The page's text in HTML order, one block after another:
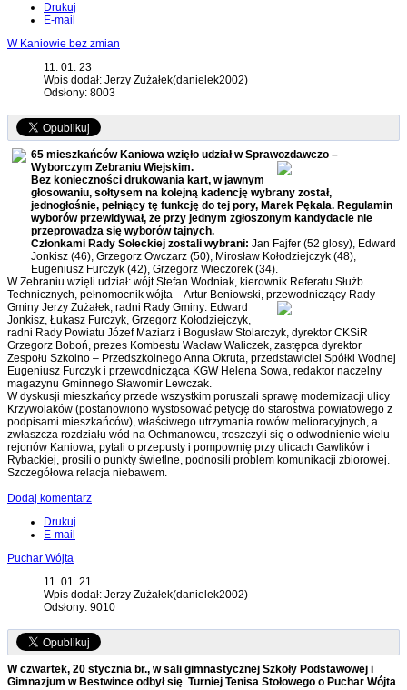
Drukuj
E-mail
W Kaniowie bez zmian
11. 01. 23
Wpis dodał: Jerzy Zużałek(danielek2002)
Odsłony: 8003
65 mieszkańców Kaniowa wzięło udział w Sprawozdawczo –
Wyborczym Zebraniu Wiejskim.
Bez konieczności drukowania kart, w jawnym
głosowaniu, sołtysem na kolejną kadencję wybrany został,
jednogłośnie, pełniący tę funkcję do tej pory, Marek Pękala. Regulamin
wyborów przewidywał, że przy jednym zgłoszonym kandydacie nie
przeprowadza się wyborów tajnych.
Członkami Rady Sołeckiej zostali wybrani: Jan Fajfer (52 glosy), Edward
Jonkisz (46), Grzegorz Owczarz (50), Mirosław Kołodziejczyk (48),
Eugeniusz Furczyk (42), Grzegorz Wieczorek (34).
W Zebraniu wzięli udział: wójt Stefan Wodniak, kierownik Referatu Służb
Technicznych, pełnomocnik wójta – Artur Beniowski, przewodniczący Rady
Gminy Jerzy Zużałek, radni Rady Gminy: Edward
Jonkisz, Łukasz Furczyk, Grzegorz Kołodziejczyk,
radni Rady Powiatu Józef Maziarz i Bogusław Stolarczyk, dyrektor CKSiR
Grzegorz Boboń, prezes Kombestu Wacław Waliczek, zastępca dyrektor
Zespołu Szkolno – Przedszkolnego Anna Okruta, przedstawiciel Spółki Wodnej
Eugeniusz Furczyk i przewodnicząca KGW Helena Sowa, redaktor naczelny
magazynu Gminnego Sławomir Lewczak.
W dyskusji mieszkańcy przede wszystkim poruszali sprawę modernizacji ulicy
Krzywolaków (postanowiono wystosować petycję do starostwa powiatowego z
podpisami mieszkańców), właściwego utrzymania rowów melioracyjnych, a
zwłaszcza rozdziału wód na Ochmanowcu, troszczyli się o odwodnienie wielu
rejonów Kaniowa, pytali o przepusty i pompownię przy ulicach Gawlików i
Rybackiej, prosili o punkty świetlne, podnosili problem komunikacji zbiorowej.
Szczegółowa relacja niebawem.
Dodaj komentarz
Drukuj
E-mail
Puchar Wójta
11. 01. 21
Wpis dodał: Jerzy Zużałek(danielek2002)
Odsłony: 9010
W czwartek, 20 stycznia br., w sali gimnastycznej Szkoły Podstawowej i
Gimnazjum w Bestwince odbył się Turniej Tenisa Stołowego o Puchar Wójta